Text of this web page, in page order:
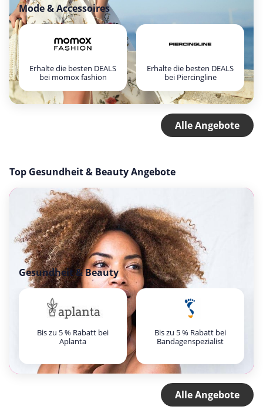
Mode & Accessoires
Erhalte die besten DEALS
bei momox fashion
Erhalte die besten DEALS
bei Piercingline
Alle Angebote
Top Gesundheit & Beauty Angebote
Gesundheit & Beauty
Bis zu 5 % Rabatt bei
Aplanta
Bis zu 5 % Rabatt bei
Bandagenspezialist
Alle Angebote